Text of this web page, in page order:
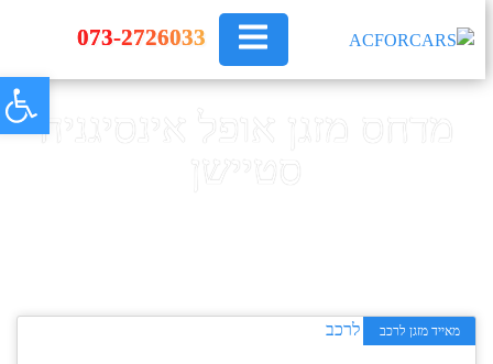
073-2726033
מדחס מזגן אופל אינסיגניה
מאייד מזגן לרכב